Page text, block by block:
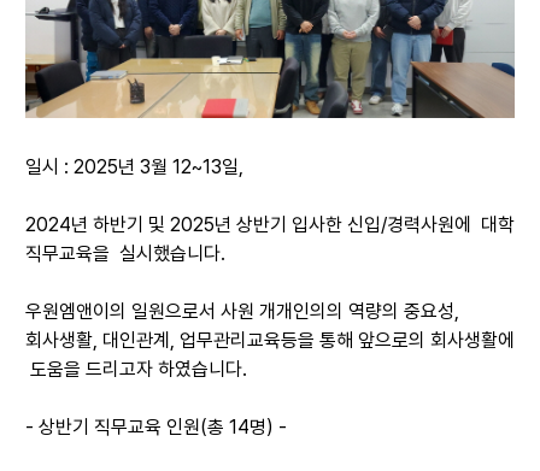
일시 : 2025년 3월 12~13일,
2024년 하반기 및 2025년 상반기 입사한 신입/경력사원에 대학
직무교육을 실시했습니다.
우원엠앤이의 일원으로서 사원 개개인의의 역량의 중요성,
회사생활, 대인관계, 업무관리교육등을 통해 앞으로의 회사생활에
도움을 드리고자 하였습니다.
- 상반기 직무교육 인원(총 14명) -